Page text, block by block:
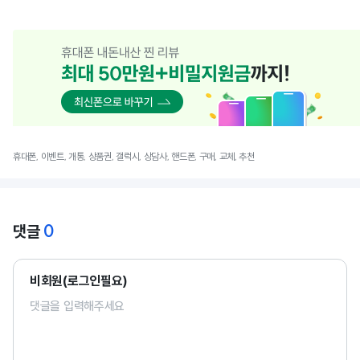
휴대폰, 이벤트, 개통, 상품권, 갤럭시, 상담사, 핸드폰, 구매, 교체, 추천
댓글 0
비회원(로그인필요)